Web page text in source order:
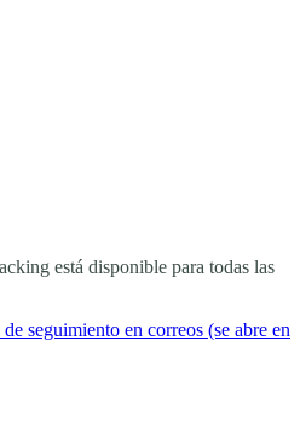
está disponible para todas las
seguimiento en correos (se abre en